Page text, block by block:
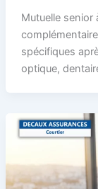
Mutuelle senior
spécifiques
optique,